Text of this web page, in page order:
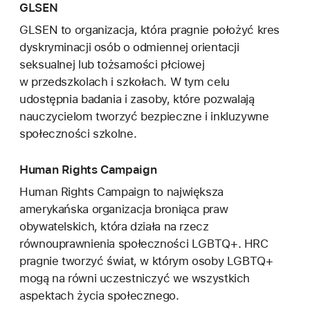
GLSEN
GLSEN to organizacja, która pragnie położyć kres
dyskryminacji osób o odmiennej orientacji
seksualnej lub tożsamości płciowej
w przedszkolach i szkołach. W tym celu
udostępnia badania i zasoby, które pozwalają
nauczycielom tworzyć bezpieczne i inkluzywne
społeczności szkolne.
Human Rights Campaign
Human Rights Campaign to największa
amerykańska organizacja broniąca praw
obywatelskich, która działa na rzecz
równouprawnienia społeczności LGBTQ+. HRC
pragnie tworzyć świat, w którym osoby LGBTQ+
mogą na równi uczestniczyć we wszystkich
aspektach życia społecznego.